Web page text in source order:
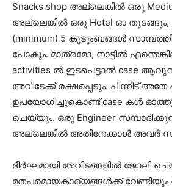
Snacks shop അല്ലെങ്കിൽ ഒരു
അല്ലെങ്കിൽ ഒരു Hotel ഓ
(minimum) 5 കുടുംബങ്ങൾ
പോകും. മാത്രമോ, നാട്ടിൽ
activities ൽ ഇടപെട്ടാൽ case
അവിടേക്ക് രക്ഷപ്പെടും. പിന്നീട്
ഉപയോഗിച്ചുകൊണ്ട് case കൾ
ചെയ്യും. ഒരു Engineer
അല്ലെങ്കിൽ അതിനേക്കാൾ അവർ
ദീർഘമായി അവിടങ്ങളിൽ ജോലി
മതപരമായകാര്യങ്ങൾക്ക്